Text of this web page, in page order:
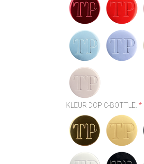
KLEUR DOP C-BOTTLE:*